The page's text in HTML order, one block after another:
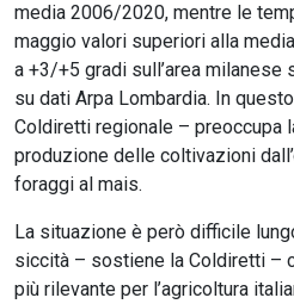
media 2006/2020, mentre le
maggio valori superiori alla
a +3/+5 gradi sull’area milanese
su dati Arpa Lombardia. In
Coldiretti regionale – preoccupa
produzione delle coltivazioni
foraggi al mais.
La situazione è però difficile
siccità – sostiene la Coldiretti –
più rilevante per l’agricoltura